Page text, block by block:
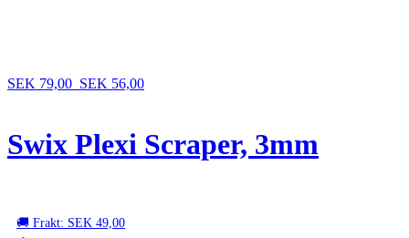
SEK 79,00 SEK 56,00
Swix Plexi Scraper, 3mm
🚚 Frakt: SEK 49,00